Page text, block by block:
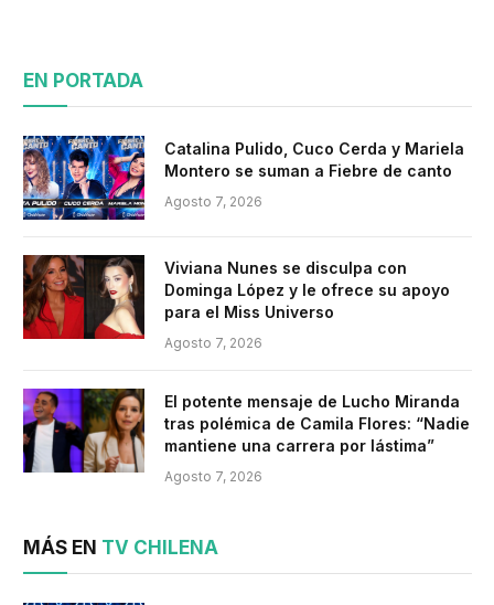
EN PORTADA
Catalina Pulido, Cuco Cerda y Mariela
Montero se suman a Fiebre de canto
Agosto 7, 2026
Viviana Nunes se disculpa con
Dominga López y le ofrece su apoyo
para el Miss Universo
Agosto 7, 2026
El potente mensaje de Lucho Miranda
tras polémica de Camila Flores: “Nadie
mantiene una carrera por lástima”
Agosto 7, 2026
MÁS EN TV CHILENA